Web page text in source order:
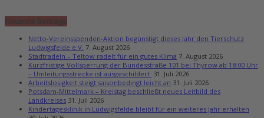
Neueste Beiträge
Netto-Vereinsspenden-Aktion begünstigt dieses Jahr den Tierschutz
Ludwigsfelde e.V. 7. August 2026
Stadtradeln – Teltow radelt für ein gutes Klima 7. August 2026
Kurzfristige Vollsperrung der Bundesstraße 101 bei Thyrow ab 18:00 Uhr
– Umleitungsstrecke ist ausgeschildert 31. Juli 2026
Arbeitslosigkeit steigt saisonbedingt leicht an 31. Juli 2026
Potsdam-Mittelmark – Kreistag beschließt neues Leitbild des
Landkreises 31. Juli 2026
Kindertagesklinik in Ludwigsfelde bleibt für ein weiteres Jahr erhalten